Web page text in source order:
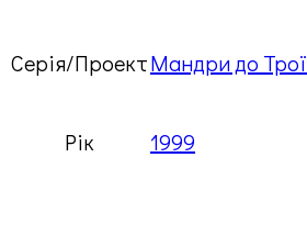
Серія/ПроектМандри до Трої
Рік 1999